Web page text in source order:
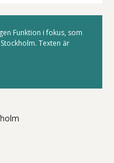
Funktion i fokus, som
Texten är